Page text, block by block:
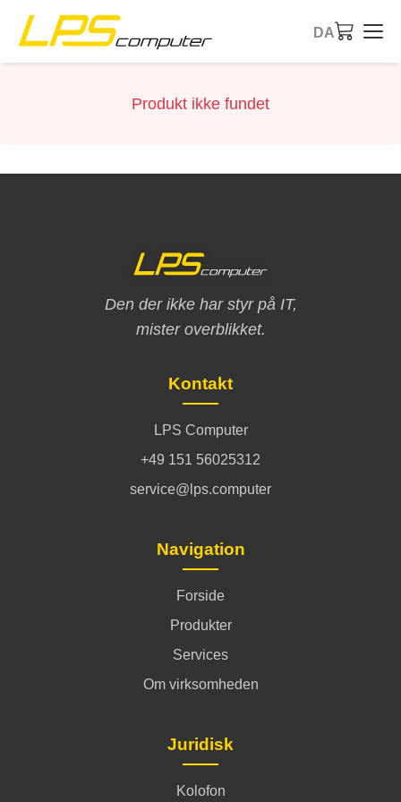
DA
Produkt ikke fundet
Den der ikke har styr på IT,
mister overblikket.
Kontakt
LPS Computer
+49 151 56025312
service@lps.computer
Navigation
Forside
Produkter
Services
Om virksomheden
Juridisk
Kolofon